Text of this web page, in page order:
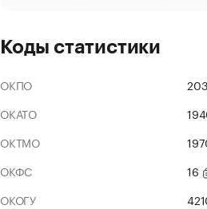
Коды статистики
ОКПО
ОКАТО
ОКТМО
ОКФС
16
ОКОГУ